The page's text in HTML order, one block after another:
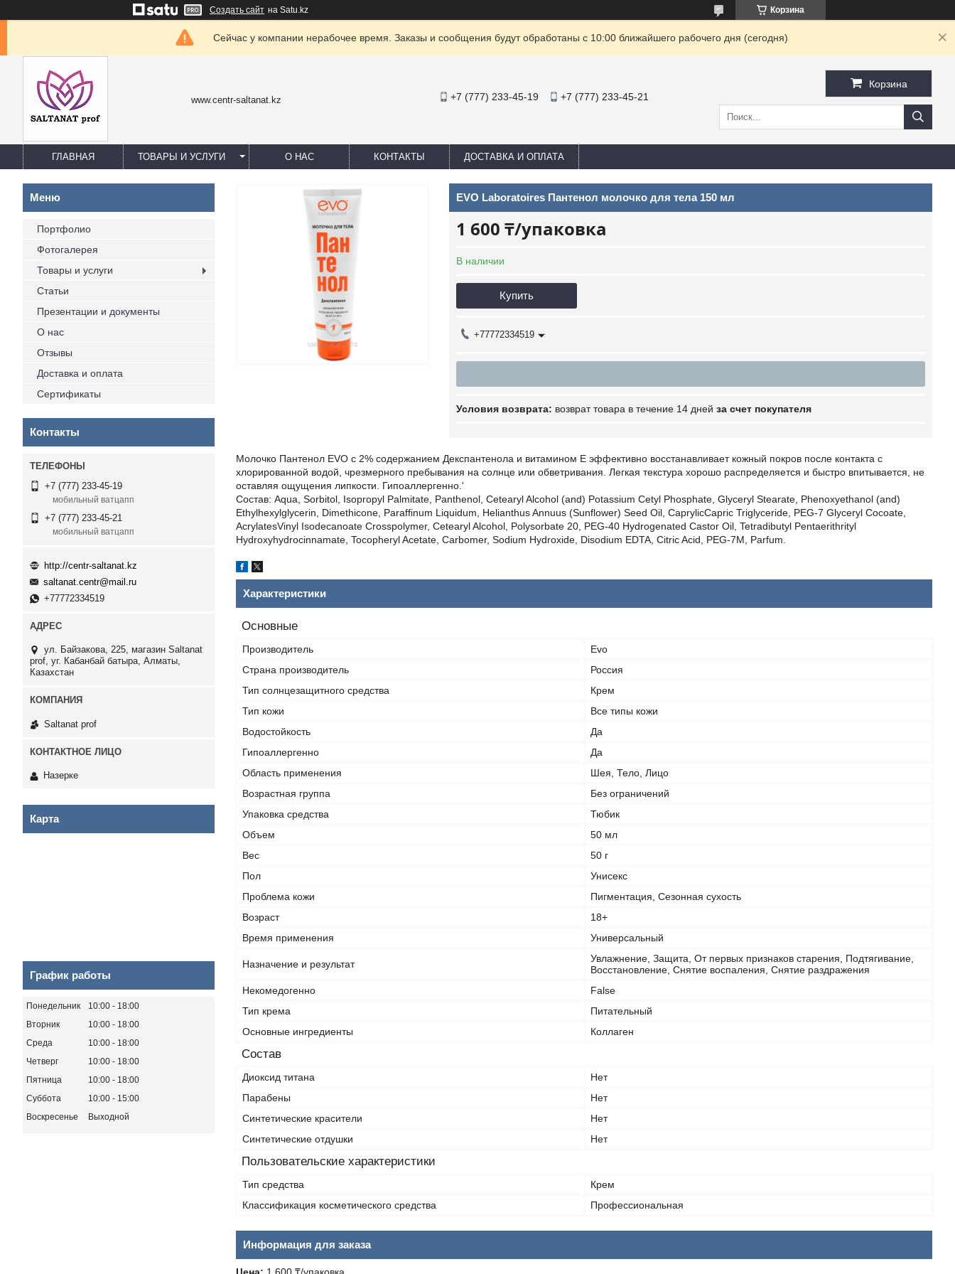
Создать сайт на Satu.kz Корзина
Сейчас у компании нерабочее время. Заказы и сообщения будут обработаны с 10:00 ближайшего рабочего дня (сегодня)
www.centr-saltanat.kz +7 (777) 233-45-19 +7 (777) 233-45-21
Корзина
ГЛАВНАЯ ТОВАРЫ И УСЛУГИ О НАС КОНТАКТЫ ДОСТАВКА И ОПЛАТА
EVO Laboratoires Пантенол молочко для тела 150 мл
1 600 ₸/упаковка
В наличии
Купить
+77772334519
возврат товара в течение 14 дней за счет покупателя
Молочко Пантенол EVO с 2% содержанием Декспантенола и витамином Е эффективно восстанавливает кожный покров после контакта с
хлорированной водой, чрезмерного пребывания на солнце или обветривания. Легкая текстура хорошо распределяется и быстро впитывается, не
оставляя ощущения липкости. Гипоаллергенно.'
Состав: Aqua, Sorbitol, Isopropyl Palmitate, Panthenol, Cetearyl Alcohol (and) Potassium Cetyl Phosphate, Glyceryl Stearate, Phenoxyethanol (and)
Ethylhexylglycerin, Dimethicone, Paraffinum Liquidum, Helianthus Annuus (Sunflower) Seed Oil, CaprylicCapric Triglyceride, PEG-7 Glyceryl Cocoate,
AcrylatesVinyl Isodecanoate Crosspolymer, Cetearyl Alcohol, Polysorbate 20, PEG-40 Hydrogenated Castor Oil, Tetradibutyl Pentaerithrityl
Hydroxyhydrocinnamate, Tocopheryl Acetate, Carbomer, Sodium Hydroxide, Disodium EDTA, Citric Acid, PEG-7M, Parfum.
Характеристики
Основные
Производитель
Evo
Страна производитель
Россия
Тип солнцезащитного средства
Крем
Тип кожи
Все типы кожи
Водостойкость
Да
Гипоаллергенно
Да
Область применения
Шея, Тело, Лицо
Возрастная группа
Без ограничений
Упаковка средства
Тюбик
Объем
50 мл
Вес
50 г
Пол
Унисекс
Проблема кожи
Пигментация, Сезонная сухость
Возраст
18+
Время применения
Универсальный
Назначение и результат
Увлажнение, Защита, От первых признаков старения, Подтягивание,
Восстановление, Снятие воспаления, Снятие раздражения
Некомедогенно
False
Тип крема
Питательный
Основные ингредиенты
Коллаген
Состав
Диоксид титана
Нет
Парабены
Нет
Синтетические красители
Нет
Синтетические отдушки
Нет
Пользовательские характеристики
Тип средства
Крем
Классификация косметического средства
Профессиональная
Информация для заказа
Портфолио
Фотогалерея
Товары и услуги
Статьи
Презентации и документы
О нас
Отзывы
Доставка и оплата
Сертификаты
Контакты
+7 (777) 233-45-19
мобильный ватцапп
+7 (777) 233-45-21
мобильный ватцапп
http://centr-saltanat.kz
saltanat.centr@mail.ru
+77772334519
ул. Байзакова, 225, магазин Saltanat
prof, уг. Кабанбай батыра, Алматы,
Казахстан
Saltanat prof
Назерке
Карта
График работы
Понедельник 10:00
18:00
Вторник
10:00
18:00
Среда
10:00
18:00
Четверг
10:00
18:00
Пятница
10:00
18:00
Суббота
10:00
15:00
Воскресенье
Выходной